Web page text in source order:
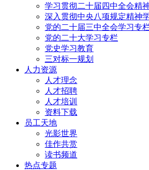
学习贯彻二十届四中全会精
深入贯彻中央八项规定精神
党的二十届三中全会学习专
党的二十大学习专栏
党史学习教育
三对标一规划
人力资源
人才理念
人才招聘
人才培训
资料下载
员工天地
光影世界
佳作共赏
读书频道
热点专题